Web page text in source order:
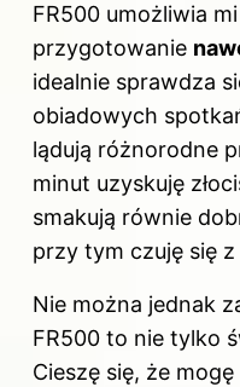
FR500 umożliwia
przygotowanie
idealnie sprawdza
obiadowych
lądują różnorodne
minut uzyskuję
smakują równie
przy tym czuję się
Nie można jednak
FR500 to nie tylko
Cieszę się, że